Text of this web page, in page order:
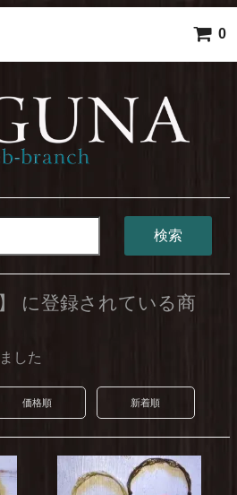
0
検索
に登録されている商
した
価格順 新着順